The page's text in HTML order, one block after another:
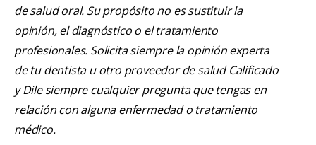
de salud oral. Su propósito no es sustituir la
opinión, el diagnóstico o el tratamiento
profesionales. Solicita siempre la opinión experta
de tu dentista u otro proveedor de salud Calificado
y Dile siempre cualquier pregunta que tengas en
relación con alguna enfermedad o tratamiento
médico.